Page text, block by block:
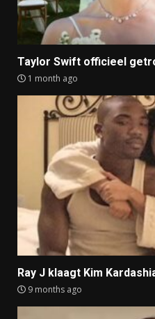
Taylor Swift officieel
1 month ago
Ray J klaagt Kim
9 months ago